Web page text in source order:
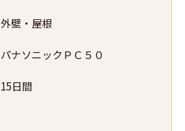
外壁・屋根
パナソニックＰＣ５０
15日間